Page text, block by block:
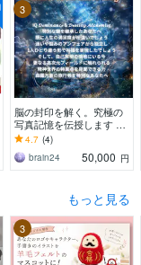
3
脳の封印を解く。究極の
写真記憶を伝授します 勝
利 逆転 受験 経営 スキル
鑑定 再生 マインド
4.7 (4)
brain24
50,000 円
もっと見る
3